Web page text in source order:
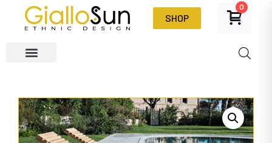
SHOP
0